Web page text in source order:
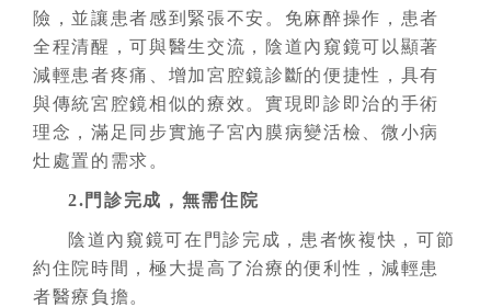
險，並讓患者感到緊張不安。免麻醉操作，患者
全程清醒，可與醫生交流，陰道內窺鏡可以顯著
減輕患者疼痛、增加宮腔鏡診斷的便捷性，具有
與傳統宮腔鏡相似的療效。實現即診即治的手術
理念，滿足同步實施子宮內膜病變活檢、微小病
灶處置的需求。
2.門診完成，無需住院
陰道內窺鏡可在門診完成，患者恢複快，可節
約住院時間，極大提高了治療的便利性，減輕患
者醫療負擔。